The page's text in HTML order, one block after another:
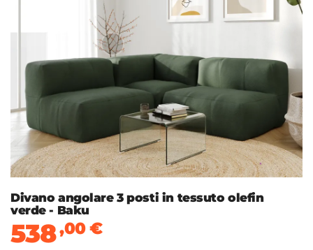
Divano angolare 3 posti in tessuto olefin
verde - Baku
538,00€